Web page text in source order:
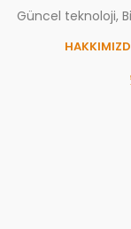
Güncel teknoloji,